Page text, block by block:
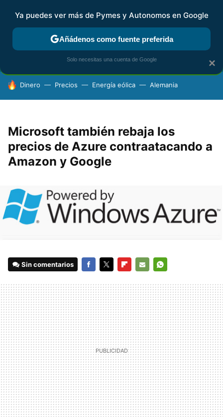
FISCALIDAD Y CONTABILIDAD KIT DIGITAL RENTA
HOY SE HABLA DE
Dinero Precios Energía eólica Alemania
Microsoft también rebaja los
precios de Azure contraatacando a
Amazon y Google
Sin comentarios
MAIL
×
Ya puedes ver más de Pymes y Autonomos en Google
Añádenos como fuente preferida
Solo necesitas una cuenta de Google